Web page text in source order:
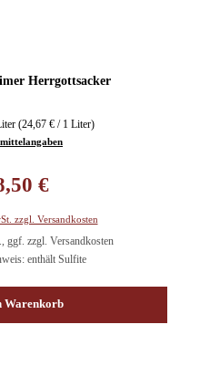
Herrgottsacker
(24,67 € / 1 Liter)
€
zzgl. Versandkosten
zzgl. Versandkosten
enthält Sulfite
Warenkorb